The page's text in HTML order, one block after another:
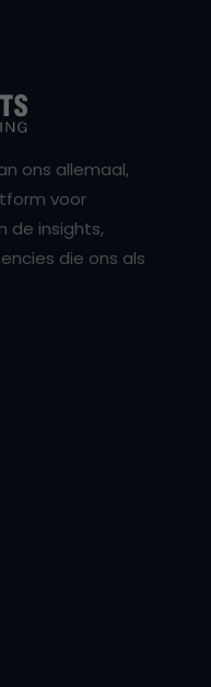
ons allemaal,
voor
de insights,
die ons als